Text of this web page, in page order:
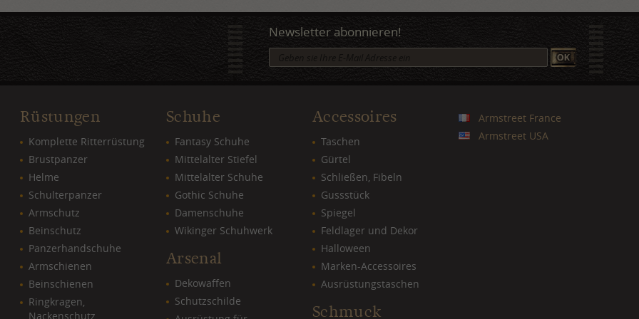
Newsletter abonnieren!
Rüstungen
Komplette Ritterrüstung
Brustpanzer
Helme
Schulterpanzer
Armschutz
Beinschutz
Panzerhandschuhe
Armschienen
Beinschienen
Ringkragen,
Nackenschutz
Schuhe
Fantasy Schuhe
Mittelalter Stiefel
Mittelalter Schuhe
Gothic Schuhe
Damenschuhe
Wikinger Schuhwerk
Arsenal
Dekowaffen
Schutzschilde
Accessoires
Taschen
Gürtel
Schließen, Fibeln
Gussstück
Spiegel
Feldlager und Dekor
Halloween
Marken-Accessoires
Ausrüstungstaschen
Schmuck
Armstreet France
Armstreet USA